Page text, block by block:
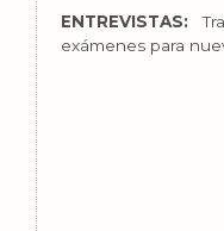
ENTREVISTAS:
exámenes para